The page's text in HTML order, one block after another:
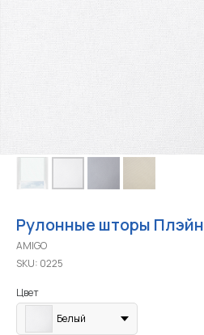
Рулонные шторы Плэйн
AMIGO
SKU: 0225
Цвет
Белый